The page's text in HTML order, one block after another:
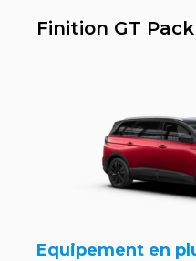
Finition GT Pack
Equipement en